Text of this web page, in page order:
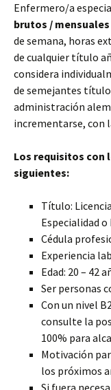
Enfermero/a
brutos / mensuales
de semana, horas
de cualquier título
considera
de semejantes
administración
incrementarse, con
Los requisitos con
siguientes:
Título:
Especialidad
Cédula
Experiencia
Edad: 20 – 42
Ser personas
Con un nivel
consulte la
100% para
Motivación
los próximos
Si fuera